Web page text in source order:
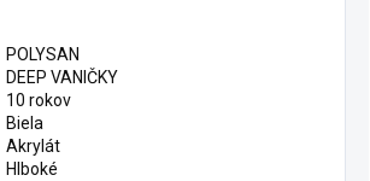
POLYSAN
DEEP VANIČKY
10 rokov
Biela
Akrylát
Hlboké